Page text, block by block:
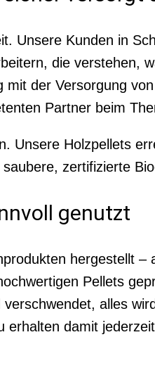
Unsere Kunden in
die verstehen,
der Versorgung
Partner beim
Unsere Holzpellets
zertifizierte
genutzt
hergestellt
Pellets
alles
damit